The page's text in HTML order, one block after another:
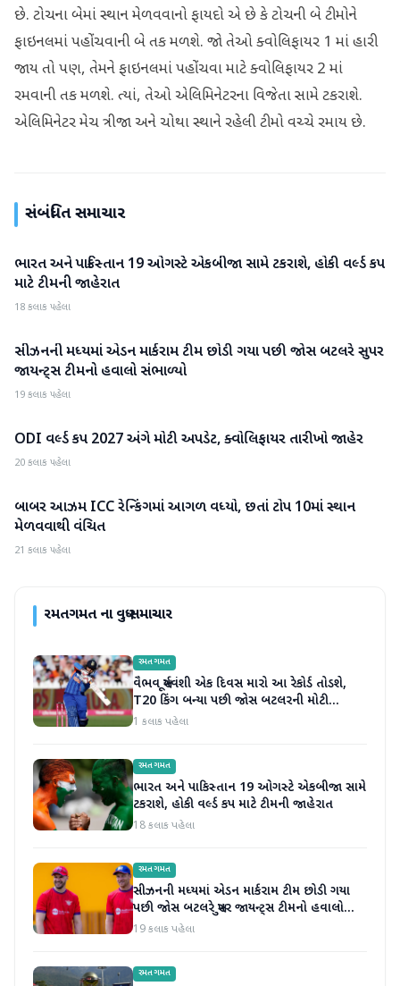
છે. ટોચના બેમાં સ્થાન મેળવવાનો ફાયદો એ છે કે ટોચની બે ટીમોને
ફાઇનલમાં પહોંચવાની બે તક મળશે. જો તેઓ ક્વોલિફાયર 1 માં હારી
જાય તો પણ, તેમને ફાઇનલમાં પહોંચવા માટે ક્વોલિફાયર 2 માં
રમવાની તક મળશે. ત્યાં, તેઓ એલિમિનેટરના વિજેતા સામે ટકરાશે.
એલિમિનેટર મેચ ત્રીજા અને ચોથા સ્થાને રહેલી ટીમો વચ્ચે રમાય છે.
સંબંધિત સમાચાર
રમતગમત
ભારત અને પાકિસ્તાન 19 ઓગસ્ટે એકબીજા સામે ટકરાશે, હોકી વર્લ્ડ કપ
માટે ટીમની જાહેરાત
18 કલાક પહેલા
રમતગમત
સીઝનની મધ્યમાં એડન માર્કરામ ટીમ છોડી ગયા પછી જોસ બટલરે સુપર
જાયન્ટ્સ ટીમનો હવાલો સંભાળ્યો
19 કલાક પહેલા
રમતગમત
ODI વર્લ્ડ કપ 2027 અંગે મોટી અપડેટ, ક્વોલિફાયર તારીખો જાહેર
20 કલાક પહેલા
રમતગમત
બાબર આઝમ ICC રેન્કિંગમાં આગળ વધ્યો, છતાં ટોપ 10માં સ્થાન
મેળવવાથી વંચિત
21 કલાક પહેલા
રમતગમતના વધુ સમાચાર
રમતગમત
વૈભવ સૂર્યવંશી એક દિવસ મારો આ રેકોર્ડ તોડશે,
T20 કિંગ બન્યા પછી જોસ બટલરની મોટી
ભવિષ્યવાણી
1 કલાક પહેલા
રમતગમત
ભારત અને પાકિસ્તાન 19 ઓગસ્ટે એકબીજા સામે
ટકરાશે, હોકી વર્લ્ડ કપ માટે ટીમની જાહેરાત
18 કલાક પહેલા
રમતગમત
સીઝનની મધ્યમાં એડન માર્કરામ ટીમ છોડી ગયા
પછી જોસ બટલરે સુપર જાયન્ટ્સ ટીમનો હવાલો
સંભાળ્યો
19 કલાક પહેલા
રમતગમત